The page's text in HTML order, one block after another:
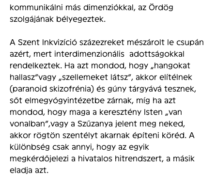
kommunikálni más dimenziókkal, az Ördög
szolgájának bélyegeztek.
A Szent Inkvizíció százezreket mészárolt le csupán
azért, mert interdimenzionális adottságokkal
rendelkeztek. Ha azt mondod, hogy „hangokat
hallasz”vagy „szellemeket látsz”, akkor elítélnek
(paranoid skizofrénia) és gúny tárgyává tesznek,
sőt elmegyógyintézetbe zárnak, míg ha azt
mondod, hogy maga a keresztény Isten „van
vonalban”,vagy a Szűzanya jelent meg neked,
akkor rögtön szentélyt akarnak építeni köréd. A
különbség csak annyi, hogy az egyik
megkérdőjelezi a hivatalos hitrendszert, a másik
eladja azt.